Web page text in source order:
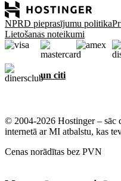
NPRD pieprasījumu politika
Lietošanas noteikumi
un citi
© 2004-2026 Hostinger – sāc
internetā ar MI atbalstu, kas
Cenas norādītas bez PVN